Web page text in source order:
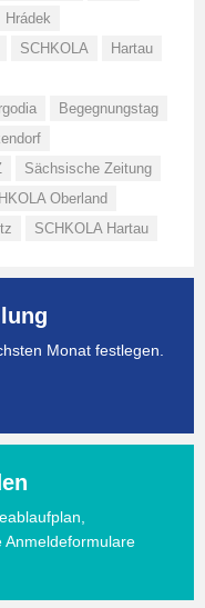
Hrádek
SCHKOLA
Hartau
Begegnungstag
Sächsische Zeitung
Oberland
SCHKOLA Hartau
Monat festlegen.
Anmeldeformulare